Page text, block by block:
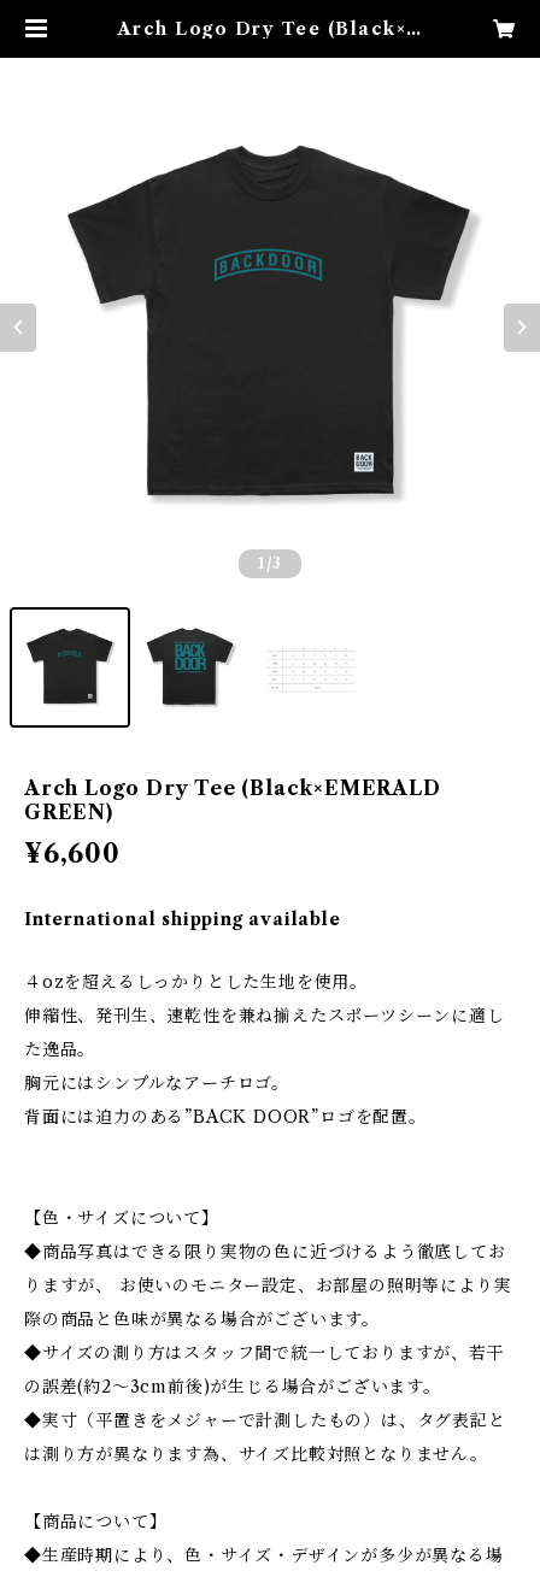
Arch Logo Dry Tee (Black×E
1 /3
Arch Logo Dry Tee (Black×EMERALD
GREEN)
¥6,600
International shipping available
４ozを超えるしっかりとした生地を使用。
伸縮性、発刊生、速乾性を兼ね揃えたスポーツシーンに適し
た逸品。
胸元にはシンプルなアーチロゴ。
背面には迫力のある”BACK DOOR”ロゴを配置。
【色・サイズについて】
◆商品写真はできる限り実物の色に近づけるよう徹底してお
りますが、 お使いのモニター設定、お部屋の照明等により実
際の商品と色味が異なる場合がございます。
◆サイズの測り方はスタッフ間で統一しておりますが、若干
の誤差(約2～3cm前後)が生じる場合がございます。
◆実寸（平置きをメジャーで計測したもの）は、タグ表記と
は測り方が異なります為、サイズ比較対照となりません。
【商品について】
◆生産時期により、色・サイズ・デザインが多少が異なる場